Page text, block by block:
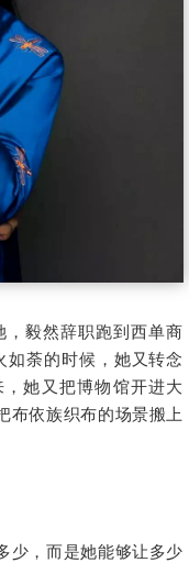
毅然辞职跑到西单商
荼的时候，她又转念
她又把博物馆开进大
布依族织布的场景搬上
少，而是她能够让多少